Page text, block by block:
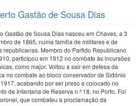
Gastão de Sousa Dias
Gastão de Sousa Dias nasceu em Chaves, a 3
de 1865, numa família de militares e de
republicanas. Membro do Partido Republicano
participou em 1912 no combate às incursões
como major. Voltou a sair em defesa da
no combate ao bloco conservador de Sidónio
acabando por ser preso e colocado no
de Infantaria de Reserva n.º 18, no Porto. Foi
que combateu a proclamação da